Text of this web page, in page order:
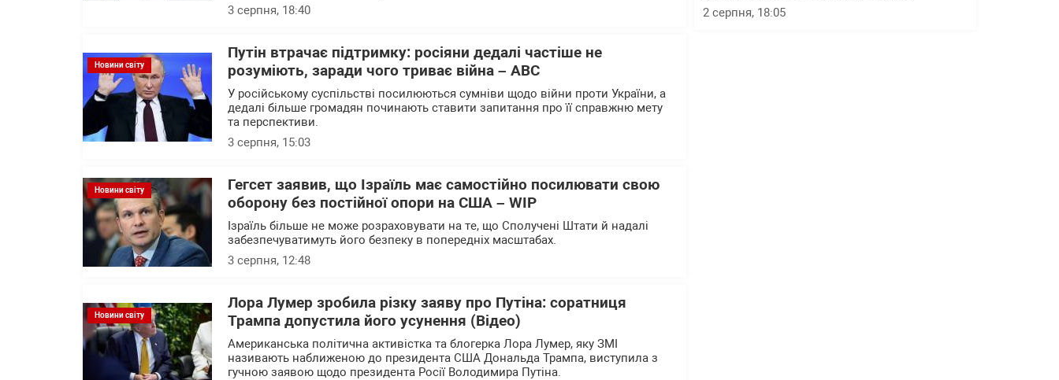
3 серпня, 18:40
Новини світу
Путін втрачає підтримку: росіяни дедалі частіше не
розуміють, заради чого триває війна – АВС
У російському суспільстві посилюються сумніви щодо війни проти України, а
дедалі більше громадян починають ставити запитання про її справжню мету
та перспективи.
3 серпня, 15:03
Новини світу
Гегсет заявив, що Ізраїль має самостійно посилювати свою
оборону без постійної опори на США – WІP
Ізраїль більше не може розраховувати на те, що Сполучені Штати й надалі
забезпечуватимуть його безпеку в попередніх масштабах.
3 серпня, 12:48
Новини світу
Лора Лумер зробила різку заяву про Путіна: соратниця
Трампа допустила його усунення (Відео)
Американська політична активістка та блогерка Лора Лумер, яку ЗМІ
називають наближеною до президента США Дональда Трампа, виступила з
гучною заявою щодо президента Росії Володимира Путіна.
2 серпня, 18:05